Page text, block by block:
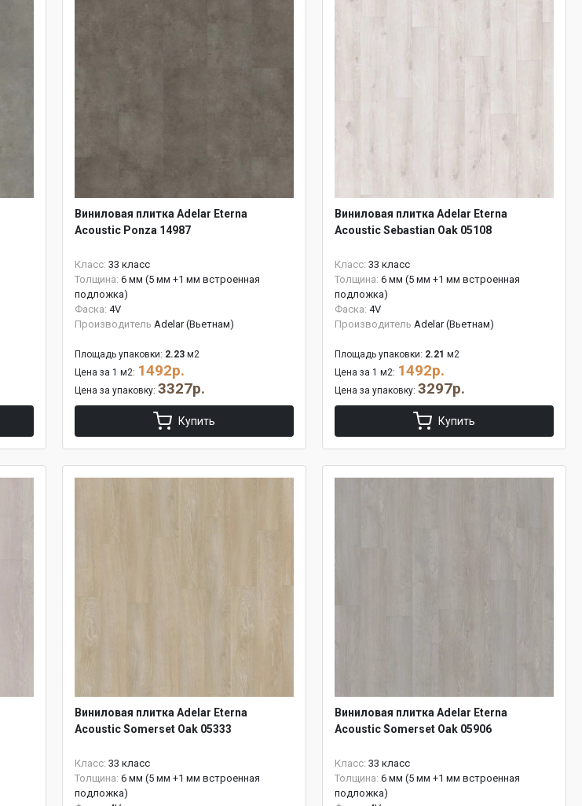
Виниловая плитка Adelar Eterna
Acoustic Ponza 14987
Класс: 33 класс
Толщина: 6 мм (5 мм +1 мм встроенная
подложка)
Фаска: 4V
Производитель Adelar (Вьетнам)
Площадь упаковки: 2.23 м2
Цена за 1 м2: 1492р.
Цена за упаковку: 3327р.
Купить
Виниловая плитка Adelar Eterna
Acoustic Sebastian Oak 05108
Класс: 33 класс
Толщина: 6 мм (5 мм +1 мм встроенная
подложка)
Фаска: 4V
Производитель Adelar (Вьетнам)
Площадь упаковки: 2.21 м2
Цена за 1 м2: 1492р.
Цена за упаковку: 3297р.
Купить
Виниловая плитка Adelar Eterna
Acoustic Somerset Oak 05333
Класс: 33 класс
Толщина: 6 мм (5 мм +1 мм встроенная
подложка)
Виниловая плитка Adelar Eterna
Acoustic Somerset Oak 05906
Класс: 33 класс
Толщина: 6 мм (5 мм +1 мм встроенная
подложка)